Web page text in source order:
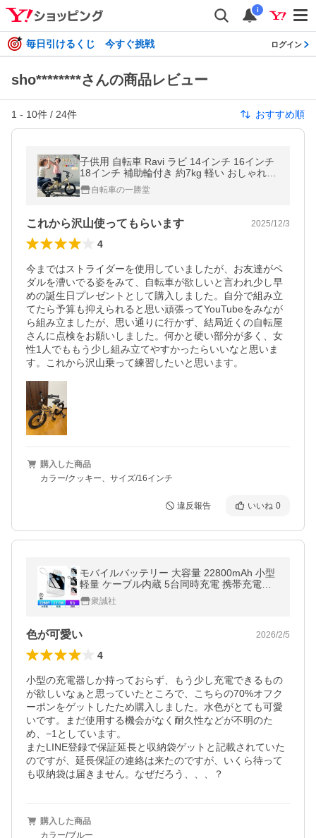
i
毎日引けるくじ 今すぐ挑戦 ログイン
sho********さんの商品レビュー
1 - 10件 / 24件 おすすめ順
子供用 自転車 Ravi ラビ 14インチ 16インチ
18インチ 補助輪付き 約7kg 軽い おしゃれ
誕生日プレゼント 4歳 5歳 6歳 7歳 8歳 9歳 1
0歳 11歳 12歳
自転車の一勝堂
これから沢山使ってもらいます 2025/12/3
4
今まではストライダーを使用していましたが、お友達がペ
ダルを漕いでる姿をみて、自転車が欲しいと言われ少し早
めの誕生日プレゼントとして購入しました。自分で組み立
てたら予算も抑えられると思い頑張ってYouTubeをみなが
ら組み立ましたが、思い通りに行かず、結局近くの自転屋
さんに点検をお願いしました。何かと硬い部分が多く、女
性1人でももう少し組み立てやすかったらいいなと思いま
す。これから沢山乗って練習したいと思います。
購入した商品
カラー/クッキー、サイズ/16インチ
違反報告 いいね 0
モバイルバッテリー 大容量 22800mAh 小型
軽量 ケーブル内蔵 5台同時充電 携帯充電器 i
phone/ipad/Android対応 PSE認証済 機内持
込可 ダブル懐中灯 防災グッズ
衆誠社
色が可愛い 2026/2/5
4
小型の充電器しか持っておらず、もう少し充電できるもの
が欲しいなぁと思っていたところで、こちらの70%オフク
ーポンをゲットしたため購入しました。水色がとても可愛
いです。まだ使用する機会がなく耐久性などが不明のた
め、−1としています。
またLINE登録で保証延長と収納袋ゲットと記載されていた
のですが、延長保証の連絡は来たのですが、いくら待って
も収納袋は届きません。なぜだろう、、、？
購入した商品
カラー/ブルー